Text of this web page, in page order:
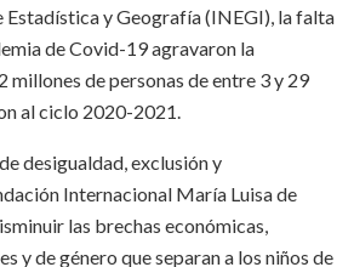
y Geografía (INEGI), la falta
de Covid-19 agravaron la
millones de personas de entre 3 y 29
al ciclo 2020-2021.
desigualdad, exclusión y
Internacional María Luisa de
las brechas económicas,
y de género que separan a los niños de